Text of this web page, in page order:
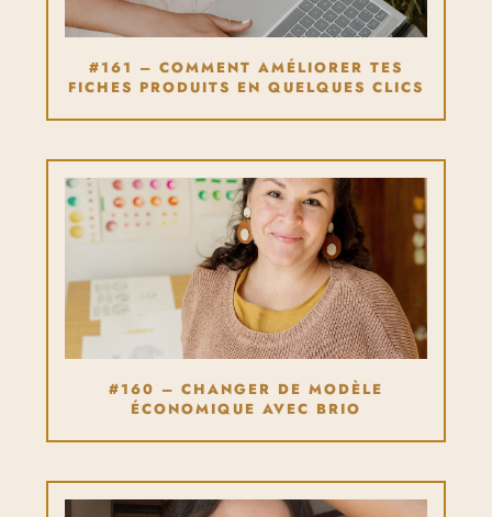
#161 – COMMENT AMÉLIORER TES
FICHES PRODUITS EN QUELQUES CLICS
#160 – CHANGER DE MODÈLE
ÉCONOMIQUE AVEC BRIO